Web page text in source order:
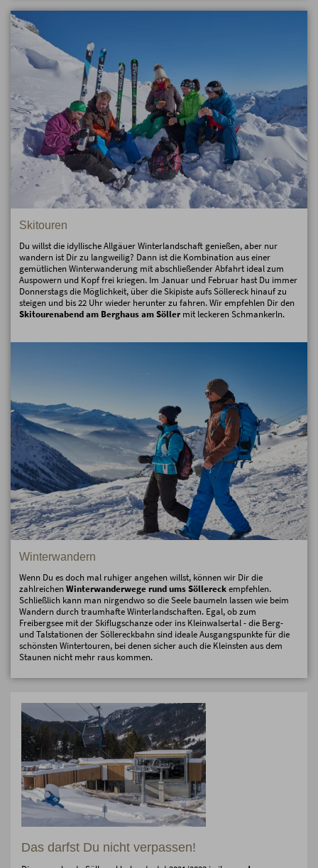
Skitouren
Du willst die idyllische Allgäuer Winterlandschaft genießen, aber nur
wandern ist Dir zu langweilig? Dann ist die Kombination aus einer
gemütlichen Winterwanderung mit abschließender Abfahrt ideal zum
Auspowern und Kopf frei kriegen. Im Januar und Februar hast Du immer
Donnerstags die Möglichkeit, über die Skipiste aufs Söllereck hinauf zu
steigen und bis 22 Uhr wieder herunter zu fahren. Wir empfehlen Dir den
Skitourenabend am Berghaus am Söller mit leckeren Schmankerln.
Winterwandern
Wenn Du es doch mal ruhiger angehen willst, können wir Dir die
zahlreichen Winterwanderwege rund ums Söllereckempfehlen.
Schließlich kann man nirgendwo so die Seele baumeln lassen wie beim
Wandern durch traumhafte Winterlandschaften. Egal, ob zum
Freibergsee mit der Skiflugschanze oder ins Kleinwalsertal - die Berg-
und Talstationen der Söllereckbahn sind ideale Ausgangspunkte für die
schönsten Wintertouren, bei denen sicher auch die Kleinsten aus dem
Staunen nicht mehr raus kommen.
Das darfst Du nicht verpassen!